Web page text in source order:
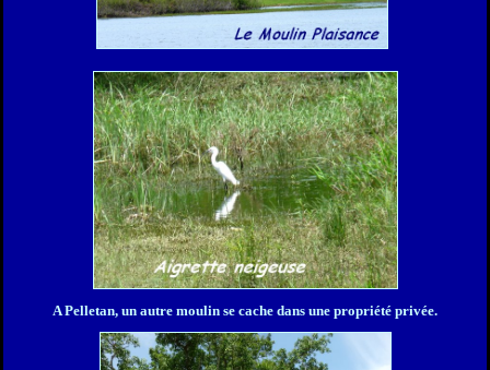
A Pelletan, un autre moulin se cache dans une propriété privée.